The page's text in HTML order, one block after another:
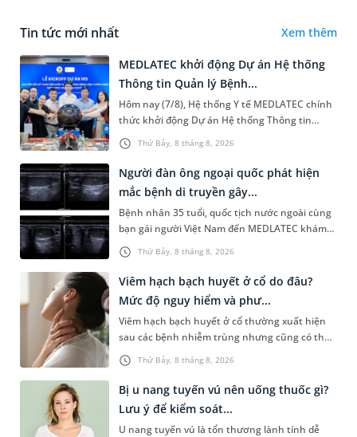
Tin tức mới nhất Xem thêm
Thứ Bảy, 8 tháng 8, 2026
MEDLATEC khởi động Dự án Hệ thống
Thông tin Quản lý Bệnh...
Hôm nay (7/8), Hệ thống Y tế MEDLATEC chính
thức khởi động Dự án Hệ thống Thông tin
Quản lý Bệnh viện (HIS - Hospital Information
System) giai đoạn mới. Dự á...
Thứ Bảy, 8 tháng 8, 2026
Người đàn ông ngoại quốc phát hiện
mắc bệnh di truyền gây...
Bệnh nhân 35 tuổi, quốc tịch nước ngoài cùng
bạn gái người Việt Nam đến MEDLATEC khám
sức khỏe tiền hôn nhân. Qua thăm khám và
làm các xét nghiệm chuyên sâu,...
Thứ Bảy, 8 tháng 8, 2026
Viêm hạch bạch huyết ở cổ do đâu?
Mức độ nguy hiểm và phư...
Viêm hạch bạch huyết ở cổ thường xuất hiện
sau các bệnh nhiễm trùng nhưng cũng có thể
liên quan đến lao hạch hoặc ung thư. Để tìm
hiểu nguyên nhân gây viêm,...
Bị u nang tuyến vú nên uống thuốc gì?
Lưu ý để kiểm soát...
U nang tuyến vú là tổn thương lành tính dễ